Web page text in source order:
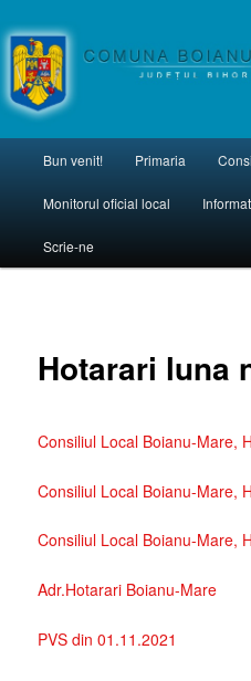
Main menu
Skip to primary content
Bun venit! Primaria
Monitorul oficial local
Scrie-ne
Hotarari luna
Consiliul Local Boianu-Mare,
Consiliul Local Boianu-Mare,
Consiliul Local Boianu-Mare,
Adr.Hotarari Boianu-Mare
PVS din 01.11.2021